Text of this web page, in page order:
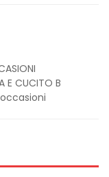
E CUCITO B